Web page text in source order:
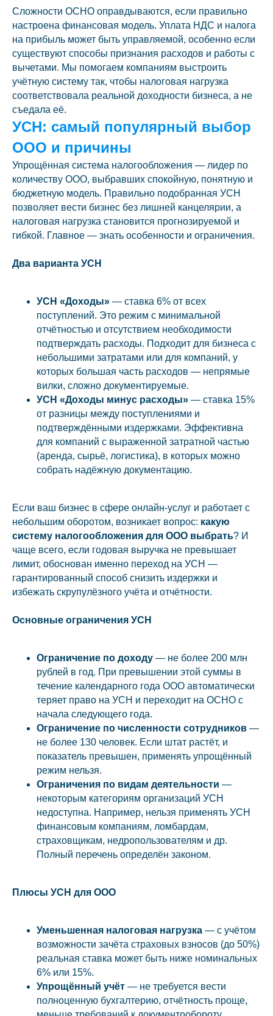
Сложности ОСНО оправдываются, если правильно
настроена финансовая модель. Уплата НДС и налога
на прибыль может быть управляемой, особенно если
существуют способы признания расходов и работы с
вычетами. Мы помогаем компаниям выстроить
учётную систему так, чтобы налоговая нагрузка
соответствовала реальной доходности бизнеса, а не
съедала её.
УСН: самый популярный выбор
ООО и причины
Упрощённая система налогообложения — лидер по
количеству ООО, выбравших спокойную, понятную и
бюджетную модель. Правильно подобранная УСН
позволяет вести бизнес без лишней канцелярии, а
налоговая нагрузка становится прогнозируемой и
гибкой. Главное — знать особенности и ограничения.
Два варианта УСН
УСН «Доходы» — ставка 6% от всех
поступлений. Это режим с минимальной
отчётностью и отсутствием необходимости
подтверждать расходы. Подходит для бизнеса с
небольшими затратами или для компаний, у
которых большая часть расходов — непрямые
вилки, сложно документируемые.
УСН «Доходы минус расходы» — ставка 15%
от разницы между поступлениями и
подтверждёнными издержками. Эффективна
для компаний с выраженной затратной частью
(аренда, сырьё, логистика), в которых можно
собрать надёжную документацию.
Если ваш бизнес в сфере онлайн-услуг и работает с
небольшим оборотом, возникает вопрос: какую
систему налогообложения для ООО выбрать? И
чаще всего, если годовая выручка не превышает
лимит, обоснован именно переход на УСН —
гарантированный способ снизить издержки и
избежать скрупулёзного учёта и отчётности.
Основные ограничения УСН
Ограничение по доходу — не более 200 млн
рублей в год. При превышении этой суммы в
течение календарного года ООО автоматически
теряет право на УСН и переходит на ОСНО с
начала следующего года.
Ограничение по численности сотрудников —
не более 130 человек. Если штат растёт, и
показатель превышен, применять упрощённый
режим нельзя.
Ограничения по видам деятельности —
некоторым категориям организаций УСН
недоступна. Например, нельзя применять УСН
финансовым компаниям, ломбардам,
страховщикам, недропользователям и др.
Полный перечень определён законом.
Плюсы УСН для ООО
Уменьшенная налоговая нагрузка — с учётом
возможности зачёта страховых взносов (до 50%)
реальная ставка может быть ниже номинальных
6% или 15%.
Упрощённый учёт — не требуется вести
полноценную бухгалтерию, отчётность проще,